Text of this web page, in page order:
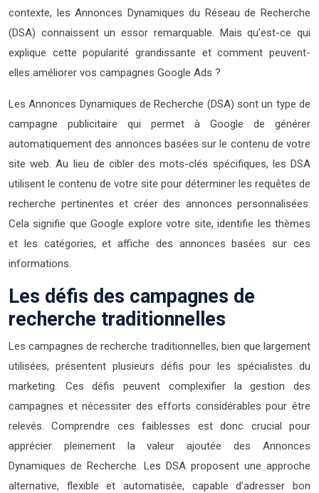
contexte, les Annonces Dynamiques du Réseau de Recherche
(DSA) connaissent un essor remarquable. Mais qu’est-ce qui
explique cette popularité grandissante et comment peuvent-
elles améliorer vos campagnes Google Ads ?
Les Annonces Dynamiques de Recherche (DSA) sont un type de
campagne publicitaire qui permet à Google de générer
automatiquement des annonces basées sur le contenu de votre
site web. Au lieu de cibler des mots-clés spécifiques, les DSA
utilisent le contenu de votre site pour déterminer les requêtes de
recherche pertinentes et créer des annonces personnalisées.
Cela signifie que Google explore votre site, identifie les thèmes
et les catégories, et affiche des annonces basées sur ces
informations.
Les défis des campagnes de
recherche traditionnelles
Les campagnes de recherche traditionnelles, bien que largement
utilisées, présentent plusieurs défis pour les spécialistes du
marketing. Ces défis peuvent complexifier la gestion des
campagnes et nécessiter des efforts considérables pour être
relevés. Comprendre ces faiblesses est donc crucial pour
apprécier pleinement la valeur ajoutée des Annonces
Dynamiques de Recherche. Les DSA proposent une approche
alternative, flexible et automatisée, capable d’adresser bon